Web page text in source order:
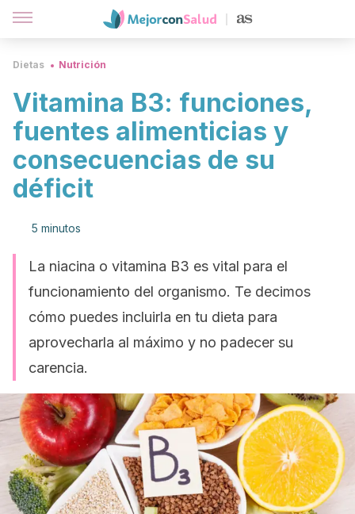
Dietas Nutrición
Vitamina B3: funciones,
fuentes alimenticias y
consecuencias de su
déficit
5 minutos
La niacina o vitamina B3 es vital para el
funcionamiento del organismo. Te decimos
cómo puedes incluirla en tu dieta para
aprovecharla al máximo y no padecer su
carencia.